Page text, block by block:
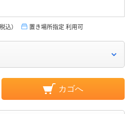
税込） 置き場所指定 利用可
カゴへ